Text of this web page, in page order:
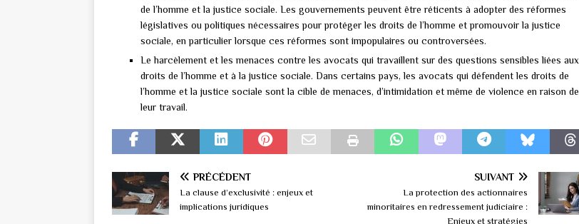
de l’homme et la justice sociale. Les gouvernements peuvent être réticents à adopter des réformes
législatives ou politiques nécessaires pour protéger les droits de l’homme et promouvoir la justice
sociale, en particulier lorsque ces réformes sont impopulaires ou controversées.
Le harcèlement et les menaces contre les avocats qui travaillent sur des questions sensibles liées aux
droits de l’homme et à la justice sociale. Dans certains pays, les avocats qui défendent les droits de
l’homme et la justice sociale sont la cible de menaces, d’intimidation et même de violence en raison de
leur travail.
PRÉCÉDENT
La clause d’exclusivité : enjeux et
implications juridiques
SUIVANT
La protection des actionnaires
minoritaires en redressement judiciaire :
Enjeux et stratégies